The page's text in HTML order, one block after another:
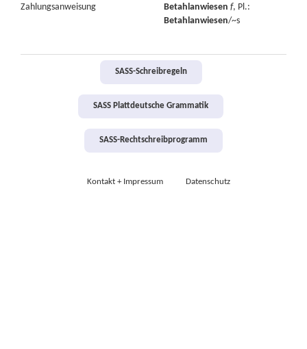
Zahlungsanweisung Betahlanwiesen f, Pl.:
Betahlanwiesen/~s
SASS-Schreibregeln
SASS Plattdeutsche Grammatik
SASS-Rechtschreibprogramm
Kontakt + Impressum Datenschutz